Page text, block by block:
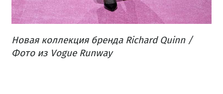
Новая коллекция бренда Richard Quinn /
Фото из Vogue Runway